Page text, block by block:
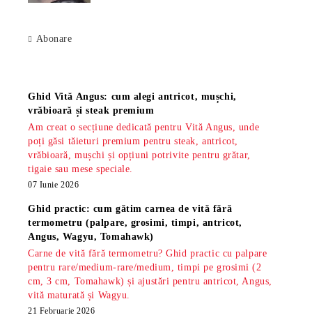
Abonare
Ghid Vită Angus: cum alegi antricot, mușchi,
vrăbioară și steak premium
Am creat o secțiune dedicată pentru Vită Angus, unde
poți găsi tăieturi premium pentru steak, antricot,
vrăbioară, mușchi și opțiuni potrivite pentru grătar,
tigaie sau mese speciale.
07 Iunie 2026
Ghid practic: cum gătim carnea de vită fără
termometru (palpare, grosimi, timpi, antricot,
Angus, Wagyu, Tomahawk)
Carne de vită fără termometru? Ghid practic cu palpare
pentru rare/medium-rare/medium, timpi pe grosimi (2
cm, 3 cm, Tomahawk) și ajustări pentru antricot, Angus,
vită maturată și Wagyu.
21 Februarie 2026